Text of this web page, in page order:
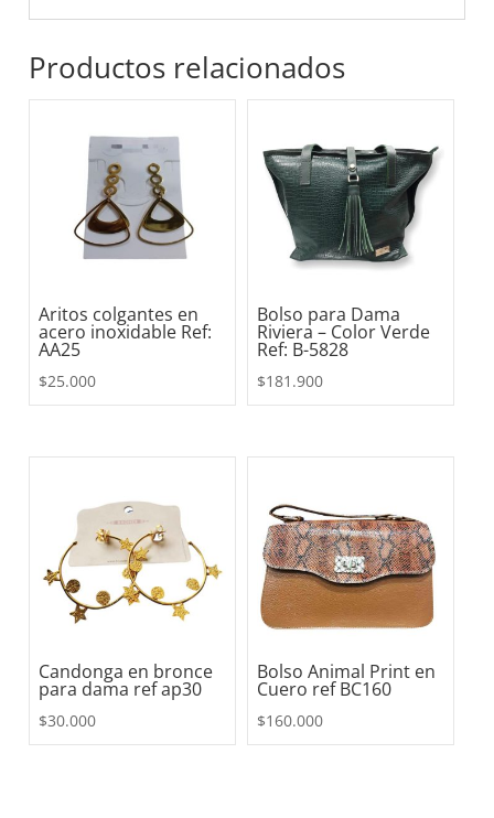
Productos relacionados
Aritos colgantes en
acero inoxidable Ref:
AA25
$25.000
Bolso para Dama
Riviera – Color Verde
Ref: B-5828
$181.900
Candonga en bronce
para dama ref ap30
$30.000
Bolso Animal Print en
Cuero ref BC160
$160.000